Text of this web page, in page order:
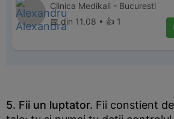
Clinica Medikali - Bucuresti
📅 din 11.08 • 👍 1
5. Fii un luptator. Fii constient